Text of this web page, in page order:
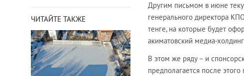
ЧИТАЙТЕ ТАКЖЕ
Другим письмом в июне
генерального директора
тенге, на которые будет
акиматовский медиа-
В этом же ряду – и
предполагается после